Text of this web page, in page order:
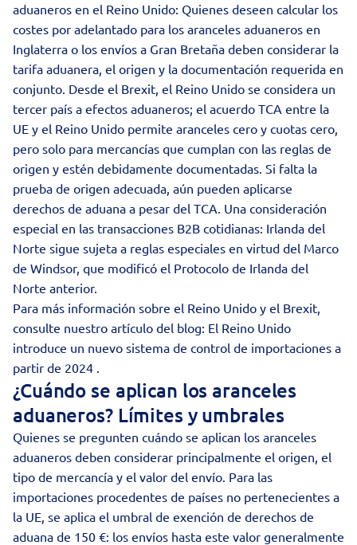
aduaneros en el Reino Unido: Quienes deseen calcular los
costes por adelantado para los aranceles aduaneros en
Inglaterra o los envíos a Gran Bretaña deben considerar la
tarifa aduanera, el origen y la documentación requerida en
conjunto. Desde el Brexit, el Reino Unido se considera un
tercer país a efectos aduaneros; el acuerdo TCA entre la
UE y el Reino Unido permite aranceles cero y cuotas cero,
pero solo para mercancías que cumplan con las reglas de
origen y estén debidamente documentadas. Si falta la
prueba de origen adecuada, aún pueden aplicarse
derechos de aduana a pesar del TCA. Una consideración
especial en las transacciones B2B cotidianas: Irlanda del
Norte sigue sujeta a reglas especiales en virtud del Marco
de Windsor, que modificó el Protocolo de Irlanda del
Norte anterior.
Para más información sobre el Reino Unido y el Brexit,
consulte nuestro artículo del blog: El Reino Unido
introduce un nuevo sistema de control de importaciones a
partir de 2024 .
¿Cuándo se aplican los aranceles
aduaneros? Límites y umbrales
Quienes se pregunten cuándo se aplican los aranceles
aduaneros deben considerar principalmente el origen, el
tipo de mercancía y el valor del envío. Para las
importaciones procedentes de países no pertenecientes a
la UE, se aplica el umbral de exención de derechos de
aduana de 150 €: los envíos hasta este valor generalmente